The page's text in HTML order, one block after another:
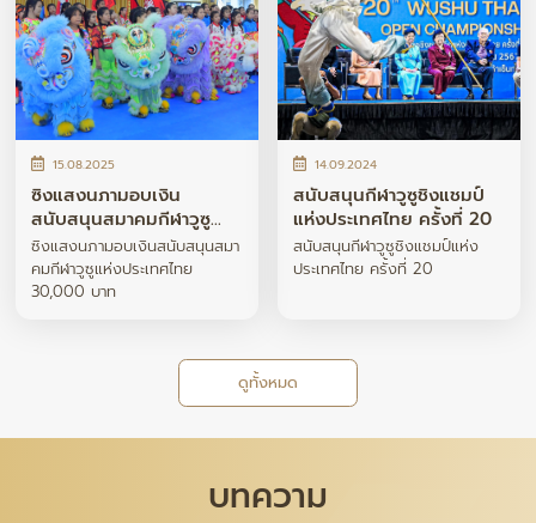
15.08.2025
ซิงแสงนภามอบเงิน
สนับสนุนสมาคมกีฬาวูซู
แห่งประเทศไทย 30,000
บาท
ซิงแสงนภามอบเงินสนับสนุนสมา
คมกีฬาวูซูแห่งประเทศไทย
30,000 บาท
14.09.2024
สนับสนุนกีฬาวูซูชิงแชมป์
แห่งประเทศไทย ครั้งที่ 20
สนับสนุนกีฬาวูซูชิงแชมป์แห่ง
ประเทศไทย ครั้งที่ 20
ดูทั้งหมด
บทความ